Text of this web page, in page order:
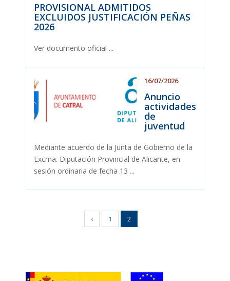
PROVISIONAL ADMITIDOS
EXCLUIDOS JUSTIFICACIÓN PEÑAS
2026
Ver documento oficial ...
16/07/2026
Anuncio
actividades
de
juventud
Mediante acuerdo de la Junta de Gobierno de la
Excma. Diputación Provincial de Alicante, en
sesión ordinaria de fecha 13 ...
‹ 1 2